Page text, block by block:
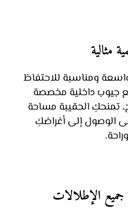
مثالية
ومناسبة للاحتفاظ
جيوب داخلية مخصصة
تمنحكِ الحقيبة مساحة
الوصول إلى أغراضكِ
الإطلالات